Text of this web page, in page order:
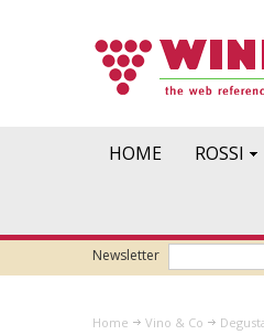
HOME ROSSI
Newsletter
Home Vino & Co